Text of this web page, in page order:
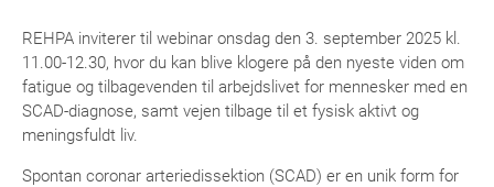
REHPA inviterer til webinar onsdag den 3. september 2025 kl.
11.00-12.30, hvor du kan blive klogere på den nyeste viden om
fatigue og tilbagevenden til arbejdslivet for mennesker med en
SCAD-diagnose, samt vejen tilbage til et fysisk aktivt og
meningsfuldt liv.
Spontan coronar arteriedissektion (SCAD) er en unik form for